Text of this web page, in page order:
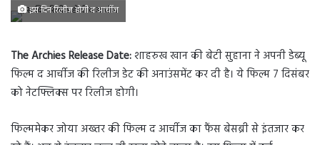
इस दिन रिलीज होगी द आर्चीज
The Archies Release Date:शाहरुख खान की बेटी सुहाना ने अपनी डेब्यू
फिल्म द आर्चीज की रिलीज डेट की अनाउंसमेंट कर दी है। ये फिल्म 7 दिसंबर
को नेटफ्लिक्स पर रिलीज होगी।
फिल्ममेकर जोया अख्तर की फिल्म द आर्चीज का फैंस बेसब्री से इंतजार कर